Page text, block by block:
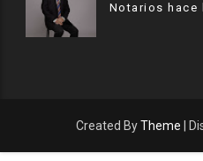
Notarios hace
Created ByTheme |